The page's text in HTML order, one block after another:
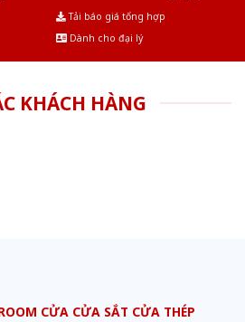
Tải báo giá tổng hợp
Dành cho đại lý
KHÁCH HÀNG
CỬA CỬA SẮT CỬA THÉP